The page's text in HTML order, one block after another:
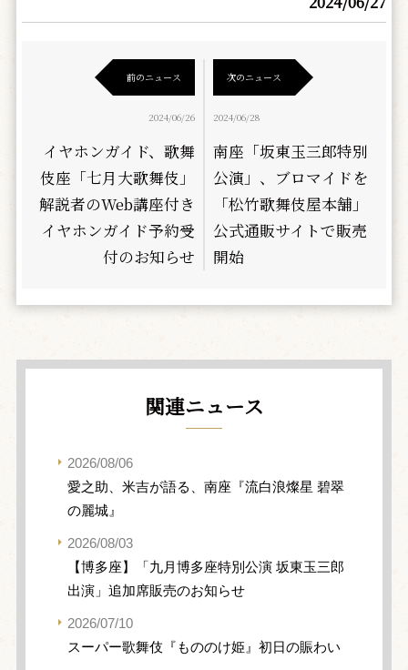
前のニュース
2024/06/26
イヤホンガイド、歌舞
伎座「七月大歌舞伎」
解説者のWeb講座付き
イヤホンガイド予約受
付のお知らせ
次のニュース
2024/06/28
南座「坂東玉三郎特別
公演」、ブロマイドを
「松竹歌舞伎屋本舗」
公式通販サイトで販売
開始
関連ニュース
2026/08/06
愛之助、米吉が語る、南座『流白浪燦星 碧翠
の麗城』
2026/08/03
【博多座】「九月博多座特別公演 坂東玉三郎
出演」追加席販売のお知らせ
2026/07/10
スーパー歌舞伎『もののけ姫』初日の賑わい